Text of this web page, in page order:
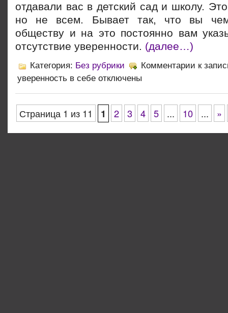
отдавали вас в детский сад и школу.
но не всем. Бывает так, что вы
обществу и на это постоянно вам
отсутствие уверенности. (далее…)
Категория: Без рубрики Комментарии к
уверенность в себе отключены
Страница 1 из 11 1 2 3 4 5 ... 10 ... »